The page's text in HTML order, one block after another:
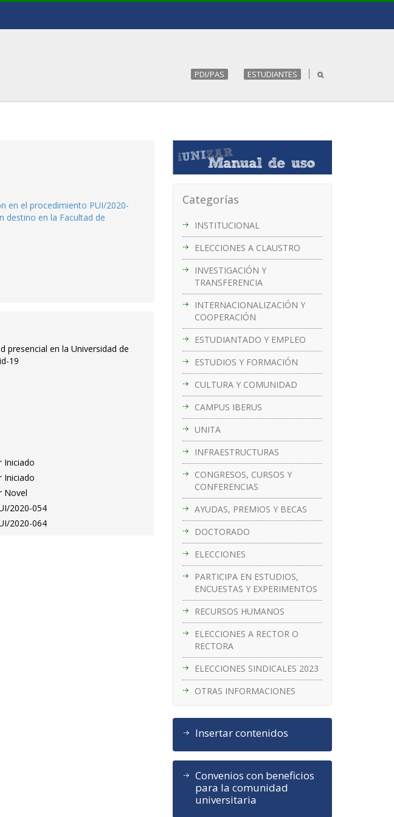
PDI/PAS ESTUDIANTES
Categorías
INSTITUCIONAL
ELECCIONES A CLAUSTRO
INVESTIGACIÓN Y
TRANSFERENCIA
INTERNACIONALIZACIÓN Y
COOPERACIÓN
ESTUDIANTADO Y EMPLEO
ESTUDIOS Y FORMACIÓN
CULTURA Y COMUNIDAD
CAMPUS IBERUS
UNITA
INFRAESTRUCTURAS
CONGRESOS, CURSOS Y
CONFERENCIAS
AYUDAS, PREMIOS Y BECAS
DOCTORADO
ELECCIONES
PARTICIPA EN ESTUDIOS,
ENCUESTAS Y EXPERIMENTOS
RECURSOS HUMANOS
ELECCIONES A RECTOR O
RECTORA
ELECCIONES SINDICALES 2023
OTRAS INFORMACIONES
Insertar contenidos
Convenios con beneficios
para la comunidad
universitaria
en el procedimiento PUI/2020-
destino en la Facultad de
presencial en la Universidad de
19
Iniciado
Iniciado
Novel
2020-054
2020-064